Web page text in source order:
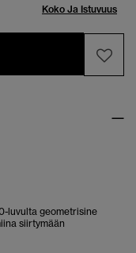
Koko Ja Istuvuus
luvulta geometrisine
siirtymään